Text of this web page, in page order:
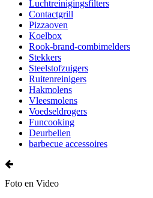
Luchtreinigingsfilters
Contactgrill
Pizzaoven
Koelbox
Rook-brand-combimelders
Stekkers
Steelstofzuigers
Ruitenreinigers
Hakmolens
Vleesmolens
Voedseldrogers
Funcooking
Deurbellen
barbecue accessoires
Foto en Video